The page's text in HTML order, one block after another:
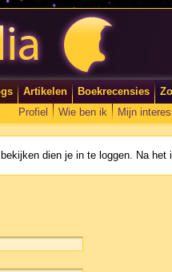
Artikelen Boekrecensies
Profiel
Wie ben ik Mijn
dien je in te loggen. Na